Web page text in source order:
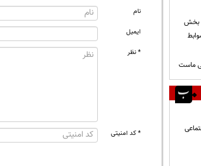
نام
ایمیل
* نظر
* کد امنیتی
بخش
ماست